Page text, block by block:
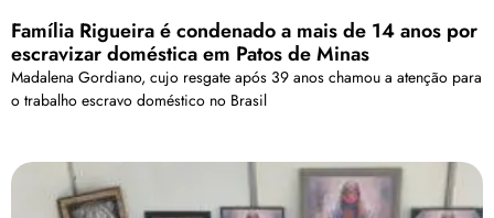
Família Rigueira é condenado a mais de 14 anos por
escravizar doméstica em Patos de Minas
Madalena Gordiano, cujo resgate após 39 anos chamou a atenção para
o trabalho escravo doméstico no Brasil